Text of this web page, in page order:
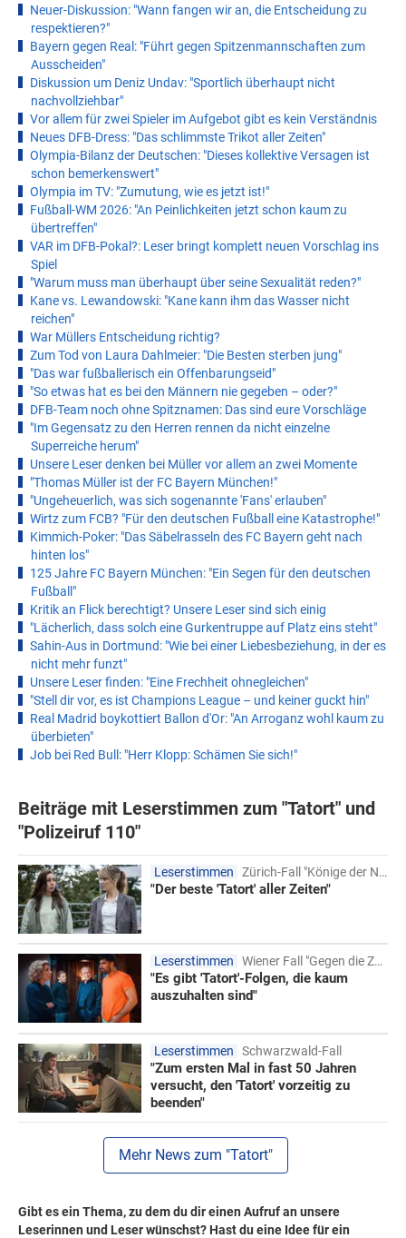
Neuer-Diskussion: "Wann fangen wir an, die Entscheidung zu
respektieren?"
Bayern gegen Real: "Führt gegen Spitzenmannschaften zum
Ausscheiden"
Diskussion um Deniz Undav: "Sportlich überhaupt nicht
nachvollziehbar"
Vor allem für zwei Spieler im Aufgebot gibt es kein Verständnis
Neues DFB-Dress: "Das schlimmste Trikot aller Zeiten"
Olympia-Bilanz der Deutschen: "Dieses kollektive Versagen ist
schon bemerkenswert"
Olympia im TV: "Zumutung, wie es jetzt ist!"
Fußball-WM 2026: "An Peinlichkeiten jetzt schon kaum zu
übertreffen"
VAR im DFB-Pokal?: Leser bringt komplett neuen Vorschlag ins
Spiel
"Warum muss man überhaupt über seine Sexualität reden?"
Kane vs. Lewandowski: "Kane kann ihm das Wasser nicht
reichen"
War Müllers Entscheidung richtig?
Zum Tod von Laura Dahlmeier: "Die Besten sterben jung"
"Das war fußballerisch ein Offenbarungseid"
"So etwas hat es bei den Männern nie gegeben – oder?"
DFB-Team noch ohne Spitznamen: Das sind eure Vorschläge
"Im Gegensatz zu den Herren rennen da nicht einzelne
Superreiche herum"
Unsere Leser denken bei Müller vor allem an zwei Momente
"Thomas Müller ist der FC Bayern München!"
"Ungeheuerlich, was sich sogenannte 'Fans' erlauben"
Wirtz zum FCB? "Für den deutschen Fußball eine Katastrophe!"
Kimmich-Poker: "Das Säbelrasseln des FC Bayern geht nach
hinten los"
125 Jahre FC Bayern München: "Ein Segen für den deutschen
Fußball"
Kritik an Flick berechtigt? Unsere Leser sind sich einig
"Lächerlich, dass solch eine Gurkentruppe auf Platz eins steht"
Sahin-Aus in Dortmund: "Wie bei einer Liebesbeziehung, in der es
nicht mehr funzt"
Unsere Leser finden: "Eine Frechheit ohnegleichen"
"Stell dir vor, es ist Champions League – und keiner guckt hin"
Real Madrid boykottiert Ballon d'Or: "An Arroganz wohl kaum zu
überbieten"
Job bei Red Bull: "Herr Klopp: Schämen Sie sich!"
Beiträge mit Leserstimmen zum "Tatort" und
"Polizeiruf 110"
Leserstimmen Zürich-Fall "Könige der Nacht"
"Der beste 'Tatort' aller Zeiten"
Leserstimmen Wiener Fall "Gegen die Zeit"
"Es gibt 'Tatort'-Folgen, die kaum
auszuhalten sind"
Leserstimmen Schwarzwald-Fall
"Zum ersten Mal in fast 50 Jahren
versucht, den 'Tatort' vorzeitig zu
beenden"
Mehr News zum "Tatort"
Gibt es ein Thema, zu dem du dir einen Aufruf an unsere
Leserinnen und Leser wünschst? Hast du eine Idee für ein